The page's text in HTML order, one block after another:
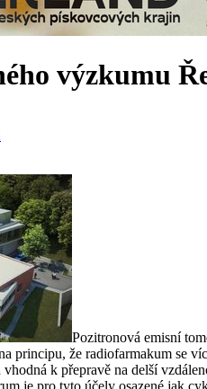
výzkumu
Pozitronová emisní
principu, že radiofarmakum se
k přepravě na delší
je pro tyto účely osazené jak